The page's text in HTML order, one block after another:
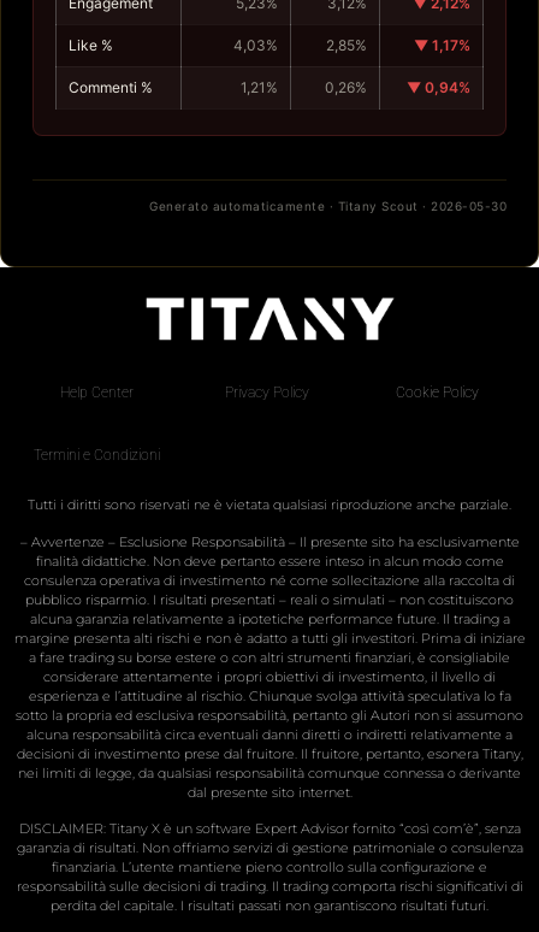
Like % 4,03% 2,85% ▼ 1,17%
Commenti % 1,21% 0,26% ▼ 0,94%
Generato automaticamente · Titany Scout · 2026-05-30
Help Center Privacy Policy Cookie Policy
Termini e Condizioni
Tutti i diritti sono riservati ne è vietata qualsiasi riproduzione anche parziale.
– Avvertenze – Esclusione Responsabilità – Il presente sito ha esclusivamente
finalità didattiche. Non deve pertanto essere inteso in alcun modo come
consulenza operativa di investimento né come sollecitazione alla raccolta di
pubblico risparmio. I risultati presentati – reali o simulati – non costituiscono
alcuna garanzia relativamente a ipotetiche performance future. Il trading a
margine presenta alti rischi e non è adatto a tutti gli investitori. Prima di iniziare
a fare trading su borse estere o con altri strumenti finanziari, è consigliabile
considerare attentamente i propri obiettivi di investimento, il livello di
esperienza e l’attitudine al rischio. Chiunque svolga attività speculativa lo fa
sotto la propria ed esclusiva responsabilità, pertanto gli Autori non si assumono
alcuna responsabilità circa eventuali danni diretti o indiretti relativamente a
decisioni di investimento prese dal fruitore. Il fruitore, pertanto, esonera Titany,
nei limiti di legge, da qualsiasi responsabilità comunque connessa o derivante
dal presente sito internet.
DISCLAIMER: Titany X è un software Expert Advisor fornito “così com’è”, senza
garanzia di risultati. Non offriamo servizi di gestione patrimoniale o consulenza
finanziaria. L’utente mantiene pieno controllo sulla configurazione e
responsabilità sulle decisioni di trading. Il trading comporta rischi significativi di
perdita del capitale. I risultati passati non garantiscono risultati futuri.